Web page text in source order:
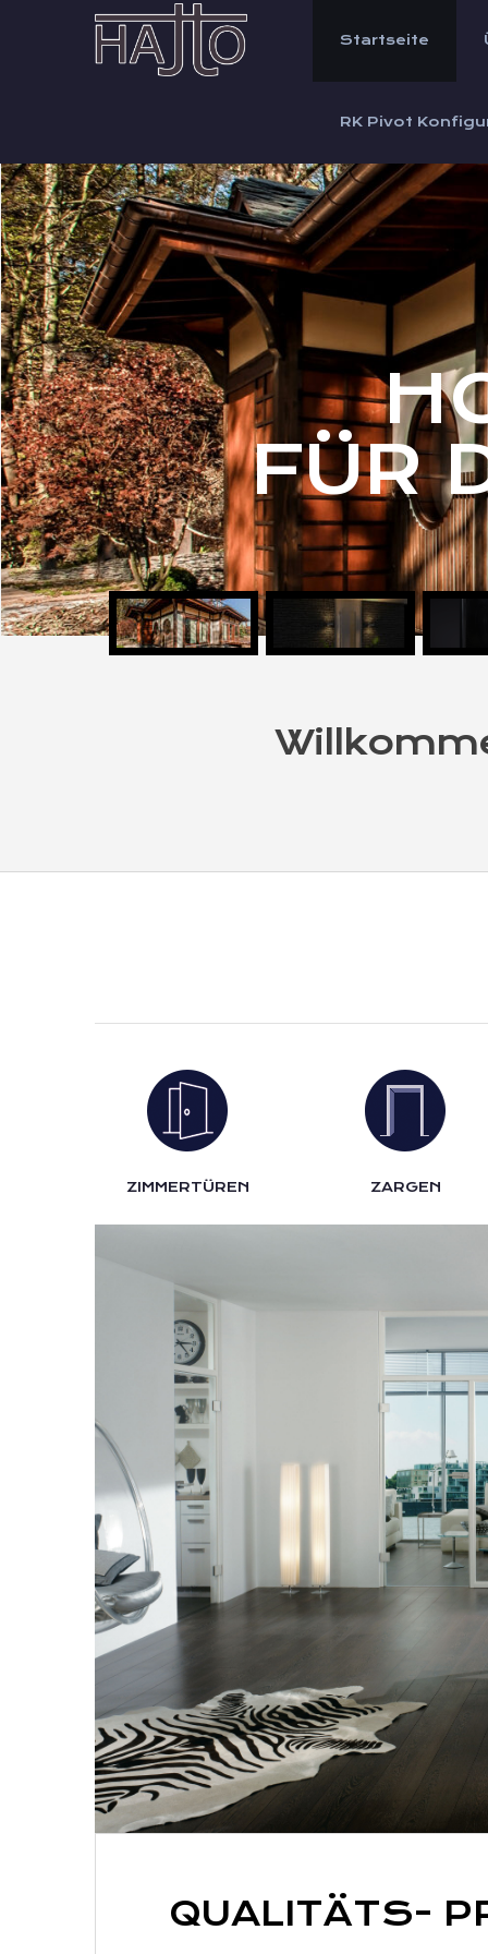
Startseite
RK Pivot
FÜR
ZIMMERTÜREN ZARGEN
QUALITÄTS-